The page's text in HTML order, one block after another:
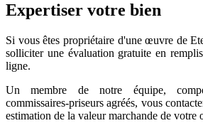
Expertiser votre bien
Si vous êtes propriétaire d'une œuvre de
solliciter une évaluation gratuite en
ligne.
Un membre de notre équipe,
commissaires-priseurs agréés, vous
estimation de la valeur marchande de votre